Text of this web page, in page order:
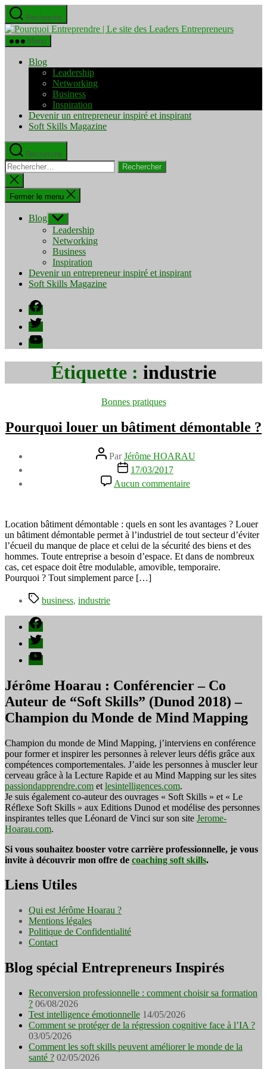
Aller
au
contenu
Recherche
Pourquoi
Menu
Blog
Leadership
Networking
Business
Inspiration
Devenir un entrepreneur inspiré et inspirant
Soft Skills Magazine
Recherche
Rechercher :
Fermer
la
recherche
Fermer le menu
Blog Afficher
le
sous-
menu
Leadership
Networking
Business
Inspiration
Devenir un entrepreneur inspiré et inspirant
Soft Skills Magazine
Facebook
Twitter
YouTube
Étiquette : industrie
Catégories
Bonnes pratiques
Pourquoi louer un bâtiment démontable ?
Auteur
de
l’article
ParJérôme HOARAU
Date
l’article
17/03/2017
Aucun commentaire
Pourquoi
bâtiment
démontable ?
Location bâtiment démontable : quels en sont les avantages ? Louer
un bâtiment démontable permet à l’industriel de tout secteur d’éviter
l’écueil du manque de place et celui de la sécurité des biens et des
hommes. Toute entreprise a besoin d’espace. Et dans de nombreux
cas, cet espace doit être modulable, amovible, temporaire.
Pourquoi ? Tout simplement parce […]
Étiquettes
business, industrie
Facebook
Twitter
YouTube
Jérôme Hoarau : Conférencier – Co
Auteur de “Soft Skills” (Dunod 2018) –
Champion du Monde de Mind Mapping
Champion du monde de Mind Mapping, j’interviens en conférence
pour former et inspirer les personnes à relever leurs défis grâce aux
compétences comportementales. J’aide les personnes à muscler leur
cerveau grâce à la Lecture Rapide et au Mind Mapping sur les sites
passiondapprendre.com et lesintelligences.com.
Je suis également co-auteur des ouvrages « Soft Skills » et « Le
Réflexe Soft Skills » aux Editions Dunod et modélise des personnes
inspirantes telles que Léonard de Vinci sur son site Jerome-
Hoarau.com.
Si vous souhaitez booster votre carrière professionnelle, je vous
invite à découvrir mon offre de coaching soft skills.
Liens Utiles
Qui est Jérôme Hoarau ?
Mentions légales
Politique de Confidentialité
Contact
Blog spécial Entrepreneurs Inspirés
Reconversion professionnelle : comment choisir sa formation
? 06/08/2026
Test intelligence émotionnelle 14/05/2026
Comment se protéger de la régression cognitive face à l’IA ?
03/05/2026
Comment les soft skills peuvent améliorer le monde de la
santé ? 02/05/2026